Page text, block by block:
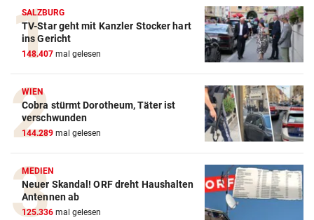
SALZBURG
TV-Star geht mit Kanzler Stocker hart
ins Gericht
148.407 mal gelesen
WIEN
Cobra stürmt Dorotheum, Täter ist
verschwunden
144.289 mal gelesen
MEDIEN
Neuer Skandal! ORF dreht Haushalten
Antennen ab
125.336 mal gelesen